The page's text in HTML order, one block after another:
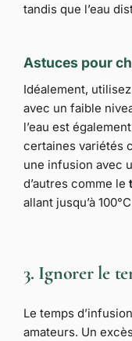
tandis que l’eau
Astuces pour
Idéalement,
avec un faible
l’eau est
certaines variétés
une infusion avec
d’autres comme le
allant jusqu’à
3. Ignorer le
Le temps
amateurs. Un